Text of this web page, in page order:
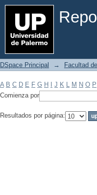
Filtrar por: Materia
DSpace Principal → Facultad
A B C D E F G H J K L M N O P
Comienza por
Resultados por página: